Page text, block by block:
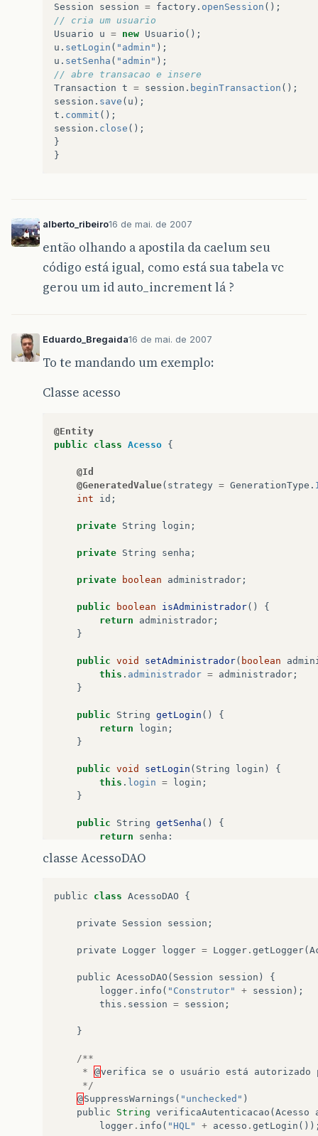
Session
session = factory . openSession ();
// cria um usuario
Usuario
u = new Usuario ();
u . setLogin ( "admin" );
u . setSenha ( "admin" );
// abre transacao e insere
Transaction t = session . beginTransaction ();
session . save ( u );
t . commit ();
session . close ();
}
}
alberto_ribeiro16 de mai. de 2007
então olhando a apostila da caelum seu
código está igual, como está sua tabela vc
gerou um id auto_increment lá ?
Eduardo_Bregaida16 de mai. de 2007
To te mandando um exemplo:
Classe acesso
@Entity
public
class Acesso {
@Id
@GeneratedValue( strategy = GenerationType .
int
id ;
private String login ;
private String senha ;
private boolean administrador ;
public boolean isAdministrador()
{
return
administrador ;
}
public void setAdministrador( boolean
this . administrador = administrador ;
}
public String getLogin ()
{
return
login ;
}
public void setLogin ( String login )
{
this . login = login ;
}
public String getSenha ()
{
return
senha ;
this
senha
public
}
public setId
this
id
public
AcessoDAO
acessoDAO AcessoDAO (
return
}
public salvar
Session
session HibernateUtil
classe AcessoDAO
public class AcessoDAO {
private Session session ;
private Logger logger = Logger . getLogger(
public AcessoDAO ( Session session )
{
logger . info ( "Construtor" + session );
this . session = session ;
}
/**
*
@verifica se o usuário está autorizado
*/
@SuppressWarnings ( "unchecked" )
public
String verificaAutenticacao ( Acesso
logger . info ( "HQL" + acesso . getLogin